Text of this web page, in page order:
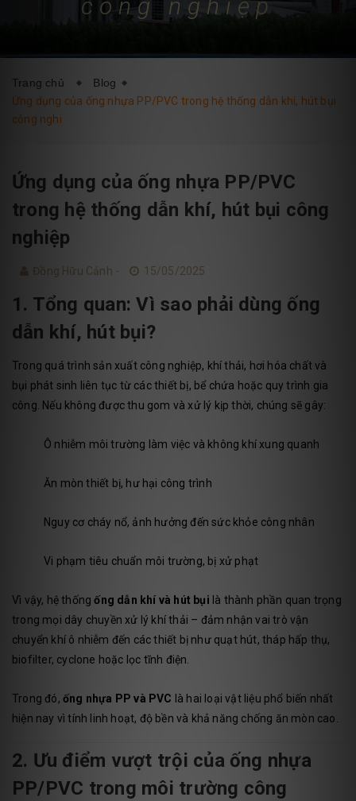
BLOG LIÊN HỆ
công nghiệp
Trang chủ
Blog
Ứng dụng của ống nhựa PP/PVC trong hệ thống dẫn khí, hút bụi
công nghi
Ứng dụng của ống nhựa PP/PVC
trong hệ thống dẫn khí, hút bụi công
nghiệp
Đồng Hữu Cảnh - 15/05/2025
1. Tổng quan: Vì sao phải dùng ống
dẫn khí, hút bụi?
Trong quá trình sản xuất công nghiệp, khí thải, hơi hóa chất và
bụi phát sinh liên tục từ các thiết bị, bể chứa hoặc quy trình gia
công. Nếu không được thu gom và xử lý kịp thời, chúng sẽ gây:
Ô nhiễm môi trường làm việc và không khí xung quanh
Ăn mòn thiết bị, hư hại công trình
Nguy cơ cháy nổ, ảnh hưởng đến sức khỏe công nhân
Vi phạm tiêu chuẩn môi trường, bị xử phạt
Vì vậy, hệ thốngống dẫn khí và hút bụi là thành phần quan trọng
trong mọi dây chuyền xử lý khí thải – đảm nhận vai trò vận
chuyển khí ô nhiễm đến các thiết bị như quạt hút, tháp hấp thụ,
biofilter, cyclone hoặc lọc tĩnh điện.
Trong đó, ống nhựa PP và PVC là hai loại vật liệu phổ biến nhất
hiện nay vì tính linh hoạt, độ bền và khả năng chống ăn mòn cao.
2. Ưu điểm vượt trội của ống nhựa
PP/PVC trong môi trường công